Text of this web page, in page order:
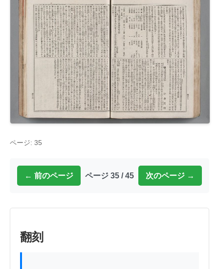
ページ: 35
← 前のページ ページ 35 / 45 次のページ →
翻刻